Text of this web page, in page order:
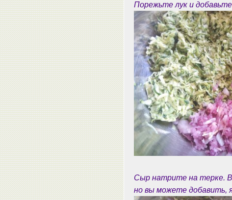
Порежьте лук и добавьте
Сыр натрите на терке. В
но вы можете добавить,